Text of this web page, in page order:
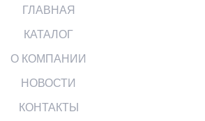
ГЛАВНАЯ
КАТАЛОГ
О КОМПАНИИ
НОВОСТИ
КОНТАКТЫ